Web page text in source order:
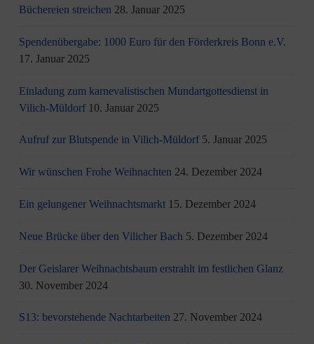
Büchereien streichen 28. Januar 2025
Spendenübergabe: 1000 Euro für den Förderkreis Bonn e.V.
17. Januar 2025
Einladung zum karnevalistischen Mundartgottesdienst in
Vilich-Müldorf 10. Januar 2025
Aufruf zur Blutspende in Vilich-Müldorf 5. Januar 2025
Wir wünschen Frohe Weihnachten 24. Dezember 2024
Ein gelungener Weihnachtsmarkt 15. Dezember 2024
Neue Brücke über den Vilicher Bach 5. Dezember 2024
Der Geislarer Weihnachtsbaum erstrahlt im festlichen Glanz
30. November 2024
S13: bevorstehende Nachtarbeiten 27. November 2024